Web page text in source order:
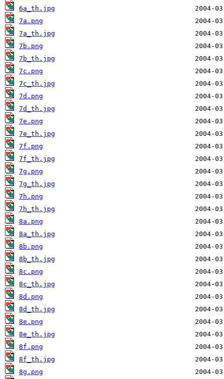
6a_th.jpg
7a.png
7a_th.jpg
7b.png
7b_th.jpg
7c.png
7c_th.jpg
7d.png
7d_th.jpg
7e.png
7e_th.jpg
7f.png
7f_th.jpg
7g.png
7g_th.jpg
7h.png
7h_th.jpg
8a.png
8a_th.jpg
8b.png
8b_th.jpg
8c.png
8c_th.jpg
8d.png
8d_th.jpg
8e.png
8e_th.jpg
8f.png
8f_th.jpg
8g.png